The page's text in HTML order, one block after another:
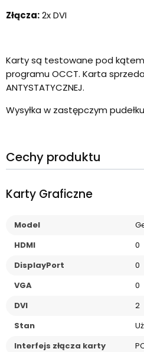
Złącza:2x DVI
Karty są testowane pod
programu OCCT. Karta
ANTYSTATYCZNEJ.
Wysyłka w zastępczym pudełku
Cechy produktu
Karty Graficzne
Model
HDMI
0
DisplayPort
0
VGA
0
DVI
2
Stan
Interfejs złącza karty